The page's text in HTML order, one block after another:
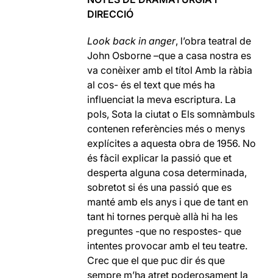
DIRECCIÓ
Look back in anger, l’obra teatral de
John Osborne –que a casa nostra es
va conèixer amb el títol Amb la ràbia
al cos- és el text que més ha
influenciat la meva escriptura. La
pols, Sota la ciutat o Els somnàmbuls
contenen referències més o menys
explícites a aquesta obra de 1956. No
és fàcil explicar la passió que et
desperta alguna cosa determinada,
sobretot si és una passió que es
manté amb els anys i que de tant en
tant hi tornes perquè allà hi ha les
preguntes -que no respostes- que
intentes provocar amb el teu teatre.
Crec que el que puc dir és que
sempre m’ha atret poderosament la